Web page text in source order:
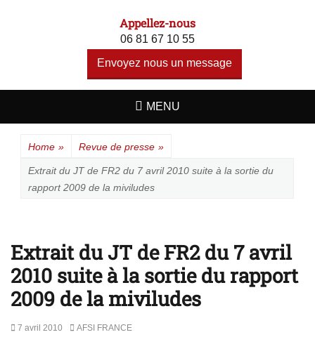
A F S I - ALERTE
SOUVENIRS
INDUITS
Appellez-nous
06 81 67 10 55
Envoyez nous un message
MENU
Home » Revue de presse »
Extrait du JT de FR2 du 7 avril 2010 suite à la sortie du
rapport 2009 de la miviludes
Extrait du JT de FR2 du 7 avril
2010 suite à la sortie du rapport
2009 de la miviludes
7 avril 2010 AFSI FRANCE